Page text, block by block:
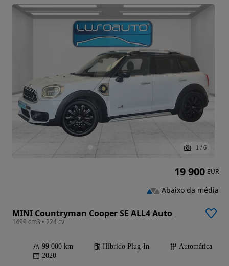
1 / 6
MINI Countryman Cooper SE ALL4 Auto
1499 cm3 • 224 cv
99 000 km Híbrido Plug-In
Automática
2020
19 900 EUR
Abaixo da média